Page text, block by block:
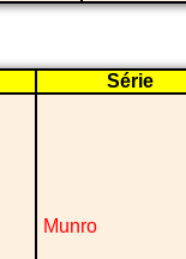
Série
Munro